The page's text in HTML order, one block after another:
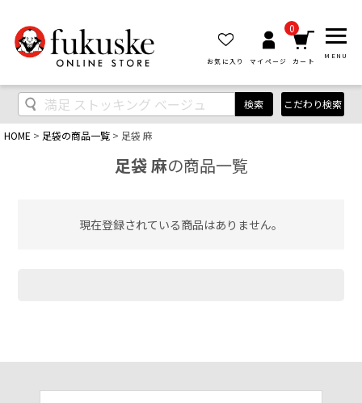
お気に入り マイページ
0
カート
MENU
検索 こだわり検索
HOME 足袋の商品一覧 足袋 麻
足袋 麻の商品一覧
現在登録されている商品はありません。